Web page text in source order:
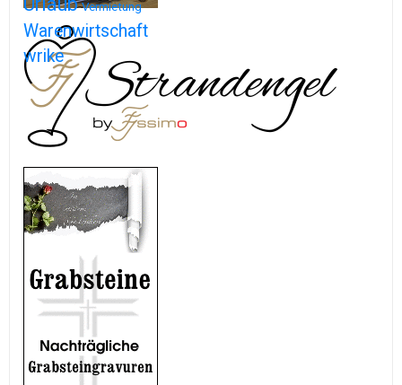
Vermietung
Warenwirtschaft
wrike